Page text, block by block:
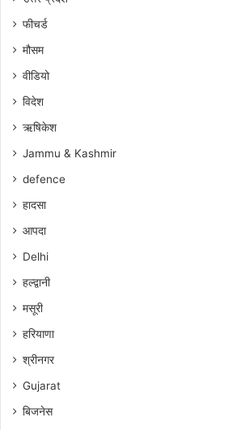
फीचर्ड
मौसम
वीडियो
विदेश
ऋषिकेश
Jammu & Kashmir
defence
हादसा
आपदा
Delhi
हल्द्वानी
मसूरी
हरियाणा
श्रीनगर
Gujarat
बिजनेस